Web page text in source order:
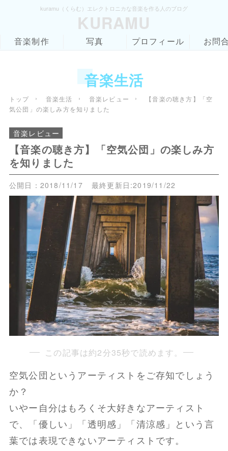
kuramu（くらむ）エレクトロニカな音楽を作る人のブログ
KURAMU
音楽制作 写真 プロフィール お問
音楽生活
トップ › 音楽生活 › 音楽レビュー ›
【音楽の聴き方】「空
気公団」の楽しみ方を知りました
音楽レビュー
【音楽の聴き方】「空気公団」の楽しみ方
を知りました
公開日： 2018/11/17 最終更新日:2019/11/22
この記事は約2分35秒で読めます。
空気公団というアーティストをご存知でしょう
か？
いやー自分はもろくそ大好きなアーティスト
で、「優しい」「透明感」「清涼感」という言
葉では表現できないアーティストです。